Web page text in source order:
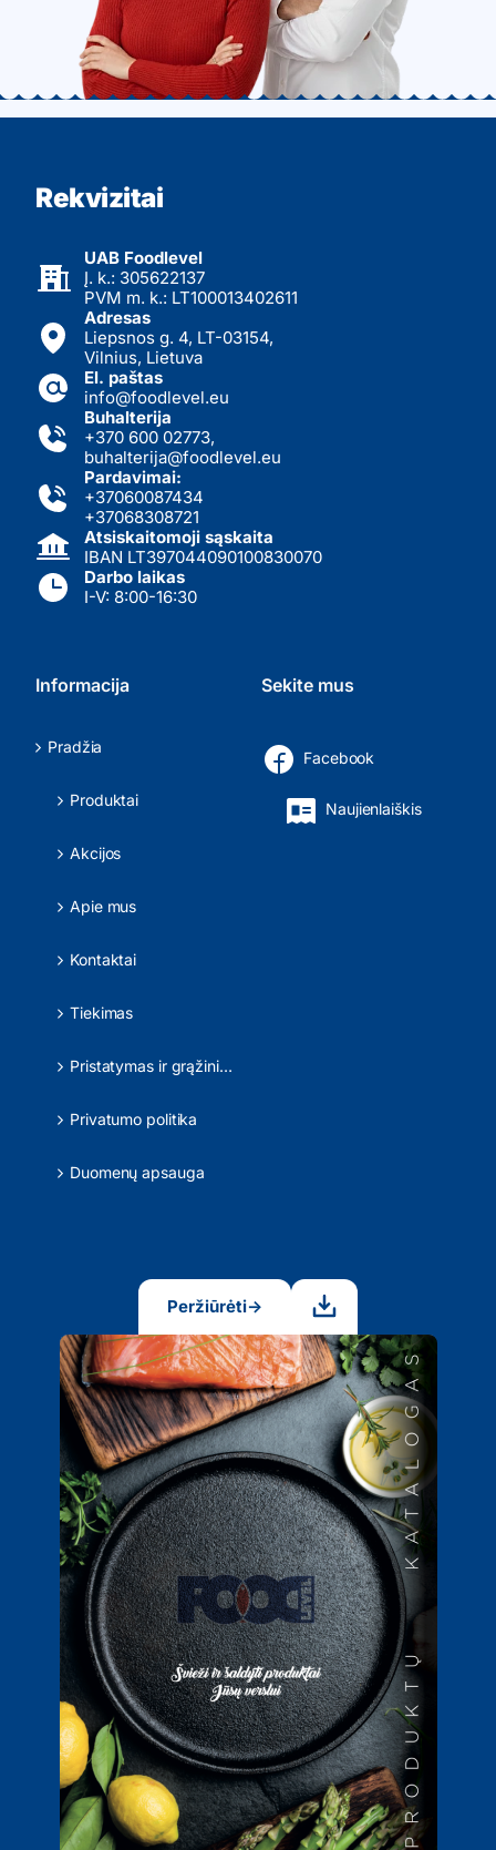
Rekvizitai
UAB Foodlevel
Į. k.: 305622137
PVM m. k.: LT100013402611
Adresas
Liepsnos g. 4, LT-03154,
Vilnius, Lietuva
El. paštas
info@foodlevel.eu
Buhalterija
+370 600 02773,
buhalterija@foodlevel.eu
Pardavimai:
+37060087434
+37068308721
Atsiskaitomoji sąskaita
IBAN LT397044090100830070
Darbo laikas
I-V: 8:00-16:30
Informacija
Pradžia
Produktai
Akcijos
Apie mus
Kontaktai
Tiekimas
Pristatymas ir grąžinimas
Privatumo politika
Duomenų apsauga
Sekite mus
Facebook
Naujienlaiškis
Peržiūrėti→